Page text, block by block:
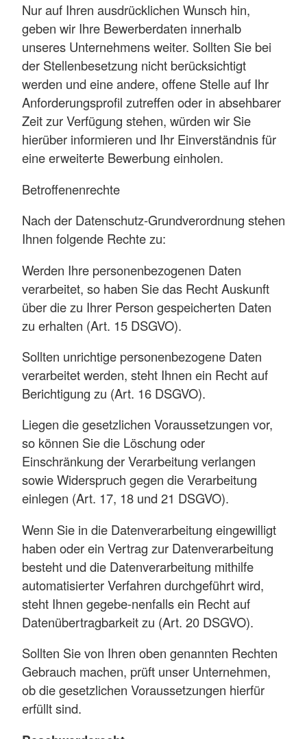
Nur auf Ihren ausdrücklichen Wunsch hin,
geben wir Ihre Bewerberdaten innerhalb
unseres Unternehmens weiter. Sollten Sie bei
der Stellenbesetzung nicht berücksichtigt
werden und eine andere, offene Stelle auf Ihr
Anforderungsprofil zutreffen oder in absehbarer
Zeit zur Verfügung stehen, würden wir Sie
hierüber informieren und Ihr Einverständnis für
eine erweiterte Bewerbung einholen.
Betroffenenrechte
Nach der Datenschutz-Grundverordnung stehen
Ihnen folgende Rechte zu:
Werden Ihre personenbezogenen Daten
verarbeitet, so haben Sie das Recht Auskunft
über die zu Ihrer Person gespeicherten Daten
zu erhalten (Art. 15 DSGVO).
Sollten unrichtige personenbezogene Daten
verarbeitet werden, steht Ihnen ein Recht auf
Berichtigung zu (Art. 16 DSGVO).
Liegen die gesetzlichen Voraussetzungen vor,
so können Sie die Löschung oder
Einschränkung der Verarbeitung verlangen
sowie Widerspruch gegen die Verarbeitung
einlegen (Art. 17, 18 und 21 DSGVO).
Wenn Sie in die Datenverarbeitung eingewilligt
haben oder ein Vertrag zur Datenverarbeitung
besteht und die Datenverarbeitung mithilfe
automatisierter Verfahren durchgeführt wird,
steht Ihnen gegebe-nenfalls ein Recht auf
Datenübertragbarkeit zu (Art. 20 DSGVO).
Sollten Sie von Ihren oben genannten Rechten
Gebrauch machen, prüft unser Unternehmen,
ob die gesetzlichen Voraussetzungen hierfür
erfüllt sind.